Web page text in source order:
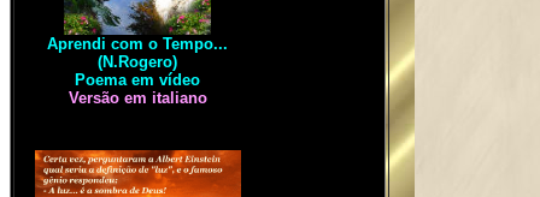
Aprendi com o Tempo...
(N.Rogero)
Poema em vídeo
Versão em italiano